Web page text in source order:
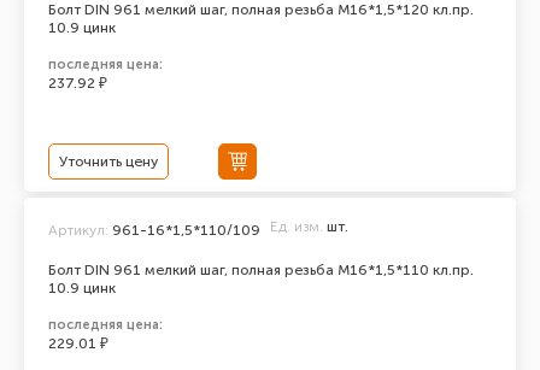
Болт DIN 961 мелкий шаг, полная резьба M16*1,5*120 кл.пр.
10.9 цинк
последняя цена:
237.92 ₽
Уточнить цену
Болт DIN 961 мелкий шаг, полная резьба M16*1,5*110 кл.пр.
10.9 цинк
Артикул: 961-16*1,5*110/109 Ед. изм. шт.
последняя цена:
229.01 ₽